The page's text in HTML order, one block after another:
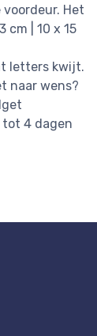
Het
cm | 10 x 15
letters kwijt.
naar wens?
4 dagen